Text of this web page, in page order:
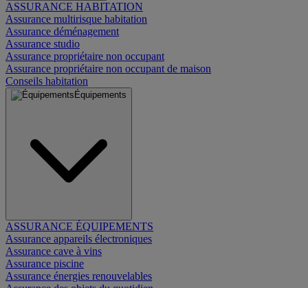
ASSURANCE HABITATION
Assurance multirisque habitation
Assurance déménagement
Assurance studio
Assurance propriétaire non occupant
Assurance propriétaire non occupant de maison
Conseils habitation
Équipements
ASSURANCE ÉQUIPEMENTS
Assurance appareils électroniques
Assurance cave à vins
Assurance piscine
Assurance énergies renouvelables